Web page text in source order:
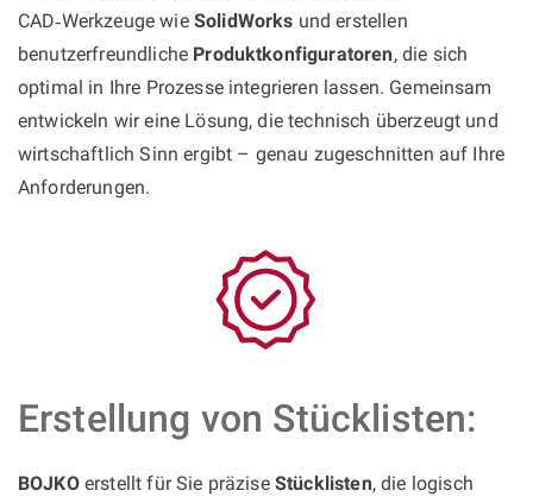
CAD‑Werkzeuge wie SolidWorks und erstellen
benutzerfreundliche Produktkonfiguratoren, die sich
optimal in Ihre Prozesse integrieren lassen. Gemeinsam
entwickeln wir eine Lösung, die technisch überzeugt und
wirtschaftlich Sinn ergibt – genau zugeschnitten auf Ihre
Anforderungen.
Erstellung von Stücklisten:
BOJKOerstellt für Sie präzise Stücklisten, die logisch